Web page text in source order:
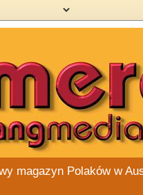
magazyn Polaków w